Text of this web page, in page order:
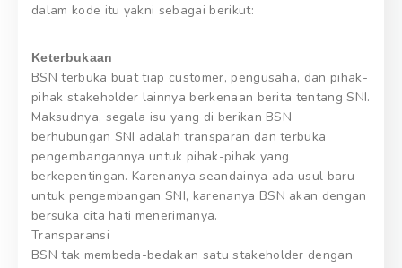
dalam kode itu yakni sebagai berikut:
Keterbukaan
BSN terbuka buat tiap customer, pengusaha, dan pihak-
pihak stakeholder lainnya berkenaan berita tentang SNI.
Maksudnya, segala isu yang di berikan BSN
berhubungan SNI adalah transparan dan terbuka
pengembangannya untuk pihak-pihak yang
berkepentingan. Karenanya seandainya ada usul baru
untuk pengembangan SNI, karenanya BSN akan dengan
bersuka cita hati menerimanya.
Transparansi
BSN tak membeda-bedakan satu stakeholder dengan